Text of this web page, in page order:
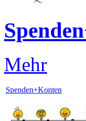
Mehr
Spenden+Konten